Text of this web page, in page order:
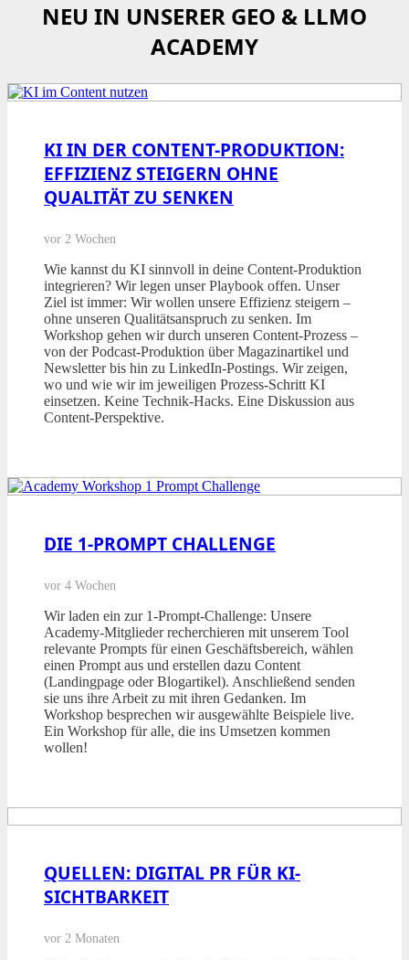
NEU IN UNSERER GEO & LLMO
ACADEMY
KI IN DER CONTENT-PRODUKTION:
EFFIZIENZ STEIGERN OHNE
QUALITÄT ZU SENKEN
vor 2 Wochen
Wie kannst du KI sinnvoll in deine Content-Produktion
integrieren? Wir legen unser Playbook offen. Unser
Ziel ist immer: Wir wollen unsere Effizienz steigern –
ohne unseren Qualitätsanspruch zu senken. Im
Workshop gehen wir durch unseren Content-Prozess –
von der Podcast-Produktion über Magazinartikel und
Newsletter bis hin zu LinkedIn-Postings. Wir zeigen,
wo und wie wir im jeweiligen Prozess-Schritt KI
einsetzen. Keine Technik-Hacks. Eine Diskussion aus
Content-Perspektive.
DIE 1-PROMPT CHALLENGE
vor 4 Wochen
Wir laden ein zur 1-Prompt-Challenge: Unsere
Academy-Mitglieder recherchieren mit unserem Tool
relevante Prompts für einen Geschäftsbereich, wählen
einen Prompt aus und erstellen dazu Content
(Landingpage oder Blogartikel). Anschließend senden
sie uns ihre Arbeit zu mit ihren Gedanken. Im
Workshop besprechen wir ausgewählte Beispiele live.
Ein Workshop für alle, die ins Umsetzen kommen
wollen!
QUELLEN: DIGITAL PR FÜR KI-
SICHTBARKEIT
vor 2 Monaten